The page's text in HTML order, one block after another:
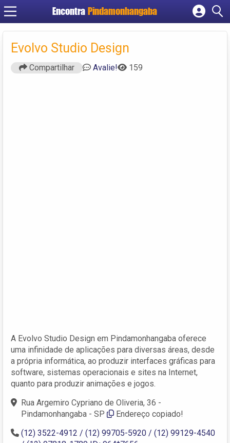
Encontra Pindamonhangaba
Cadastrar empresa
Criar conta
Evolvo Studio Design
Compartilhar Avalie! 159
A Evolvo Studio Design em Pindamonhangaba oferece
uma infinidade de aplicações para diversas áreas, desde
a própria informática, ao produzir interfaces gráficas para
software, sistemas operacionais e sites na Internet,
quanto para produzir animações e jogos.
Rua Argemiro Cypriano de Oliveria, 36 -
Pindamonhangaba - SP
Endereço copiado!
(12) 3522-4912 / (12) 99705-5920 / (12) 99129-4540